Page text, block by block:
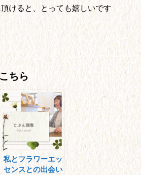
けると、とっても嬉しいです
ちら
私とフラワーエッ
センスとの出会い